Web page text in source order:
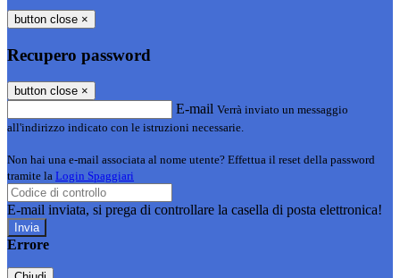
button close ×
Recupero password
button close ×
E-mail Verrà inviato un messaggio
all'indirizzo indicato con le istruzioni necessarie.
Non hai una e-mail associata al nome utente? Effettua il reset della password
tramite la Login Spaggiari
E-mail inviata, si prega di controllare la casella di posta elettronica!
Errore